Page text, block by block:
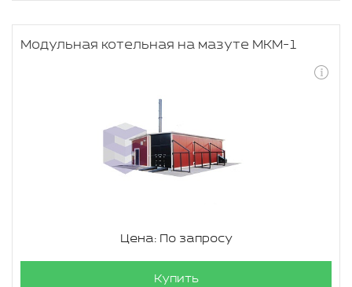
Модульная котельная на мазуте МКМ-1
Цена: По запросу
Купить